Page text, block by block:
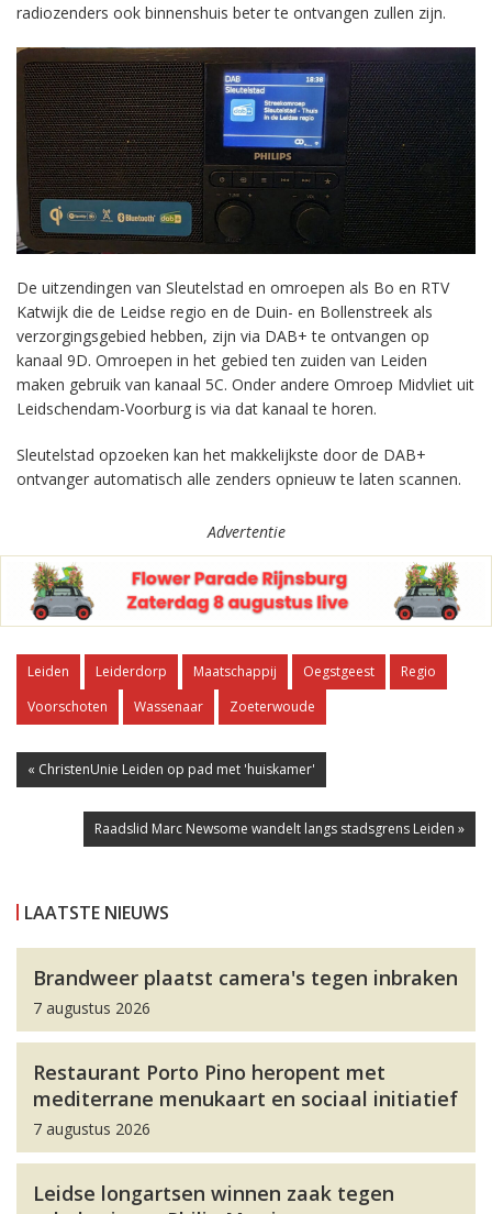
radiozenders ook binnenshuis beter te ontvangen zullen zijn.
De uitzendingen van Sleutelstad en omroepen als Bo en RTV
Katwijk die de Leidse regio en de Duin- en Bollenstreek als
verzorgingsgebied hebben, zijn via DAB+ te ontvangen op
kanaal 9D. Omroepen in het gebied ten zuiden van Leiden
maken gebruik van kanaal 5C. Onder andere Omroep Midvliet uit
Leidschendam-Voorburg is via dat kanaal te horen.
Sleutelstad opzoeken kan het makkelijkste door de DAB+
ontvanger automatisch alle zenders opnieuw te laten scannen.
Advertentie
Leiden Leiderdorp Maatschappij Oegstgeest
Regio
Voorschoten
Wassenaar Zoeterwoude
« ChristenUnie Leiden op pad met 'huiskamer'
Raadslid Marc Newsome wandelt langs stadsgrens Leiden »
LAATSTE NIEUWS
Brandweer plaatst camera's tegen inbraken
7 augustus 2026
Restaurant Porto Pino heropent met
mediterrane menukaart en sociaal initiatief
7 augustus 2026
Leidse longartsen winnen zaak tegen